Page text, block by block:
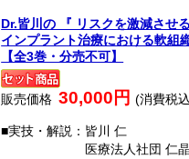
Dr.皆川の 『 リスクを激減させ
インプラント治療における軟組
【全3巻・分売不可】
販売価格 30,000円 (消費税
■実技・解説：皆川 仁
医療法人社団 仁